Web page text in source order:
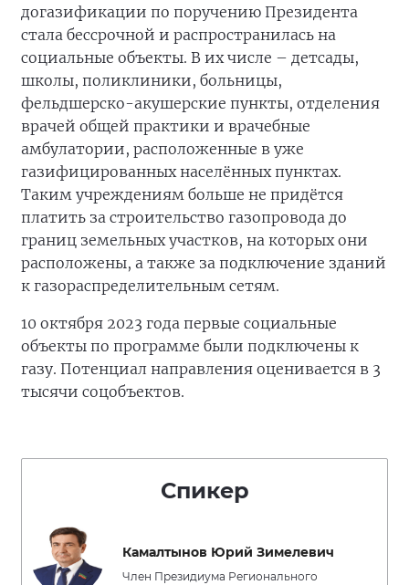
догазификации по поручению Президента
стала бессрочной и распространилась на
социальные объекты. В их числе – детсады,
школы, поликлиники, больницы,
фельдшерско-акушерские пункты, отделения
врачей общей практики и врачебные
амбулатории, расположенные в уже
газифицированных населённых пунктах.
Таким учреждениям больше не придётся
платить за строительство газопровода до
границ земельных участков, на которых они
расположены, а также за подключение зданий
к газораспределительным сетям.
10 октября 2023 года первые социальные
объекты по программе были подключены к
газу. Потенциал направления оценивается в 3
тысячи соцобъектов.
Спикер
Камалтынов Юрий Зимелевич
Член Президиума Регионального